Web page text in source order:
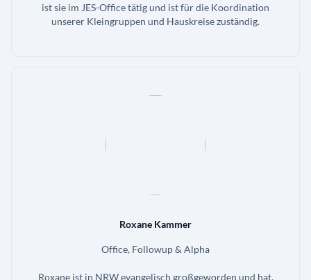
ist sie im JES-Office tätig und ist für die Koordination
unserer Kleingruppen und Hauskreise zuständig.
Roxane Kammer
Office, Followup & Alpha
Roxane ist in NRW evangelisch großgeworden und hat,